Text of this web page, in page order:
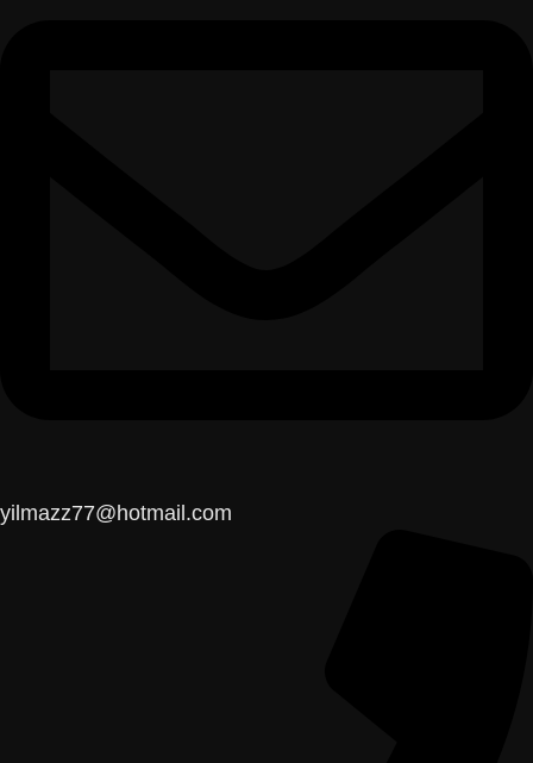
yilmazz77@hotmail.com